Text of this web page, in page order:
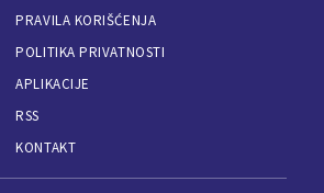
PRAVILA KORIŠĆENJA
POLITIKA PRIVATNOSTI
APLIKACIJE
RSS
KONTAKT